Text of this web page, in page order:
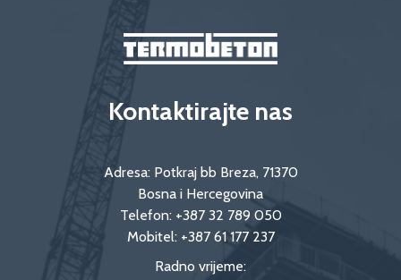
Kontaktirajte nas
Adresa: Potkraj bb Breza, 71370
Bosna i Hercegovina
Telefon: +387 32 789 050
Mobitel: +387 61 177 237
Radno vrijeme: